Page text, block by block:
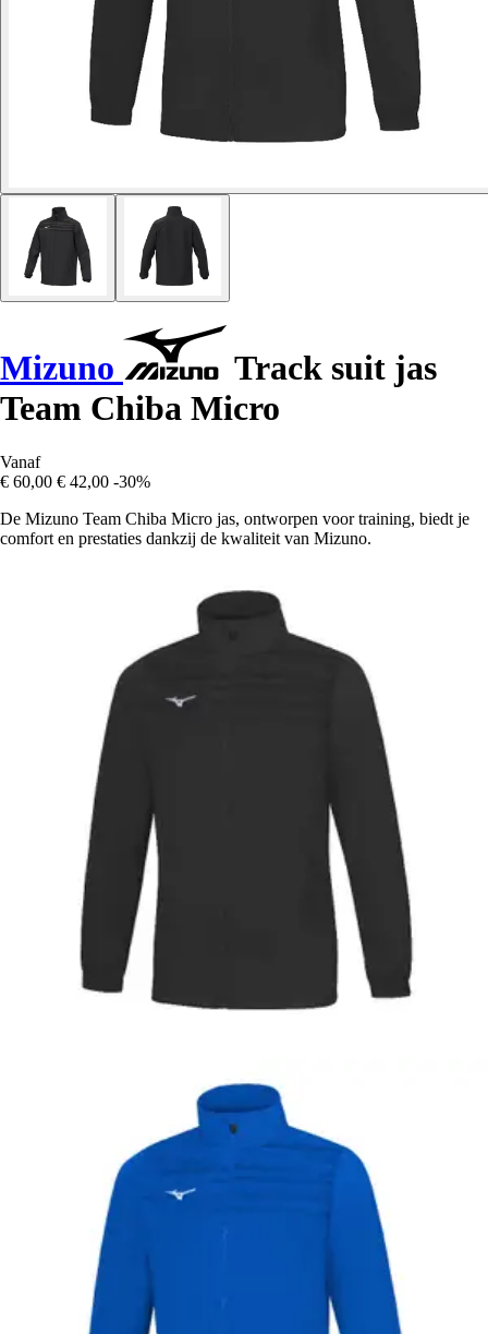
Mizuno
Track suit jas
Team Chiba Micro
Vanaf
€ 60,00 € 42,00 -30%
De Mizuno Team Chiba Micro jas, ontworpen voor training, biedt je
comfort en prestaties dankzij de kwaliteit van Mizuno.